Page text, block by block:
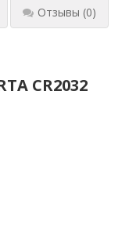
Отзывы (0)
CR2032